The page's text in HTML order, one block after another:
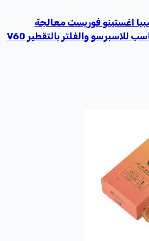
اغستينو فوريست معالجة
,مغسولة قهوة تناسب للاسبرسو والفلتر بالتقطير V60